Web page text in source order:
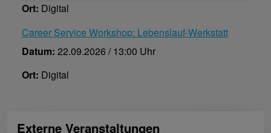
Ort: Digital
Career Service Workshop: Lebenslauf-Werkstatt
Datum: 22.09.2026 / 13:00 Uhr
Ort: Digital
Externe Veranstaltungen